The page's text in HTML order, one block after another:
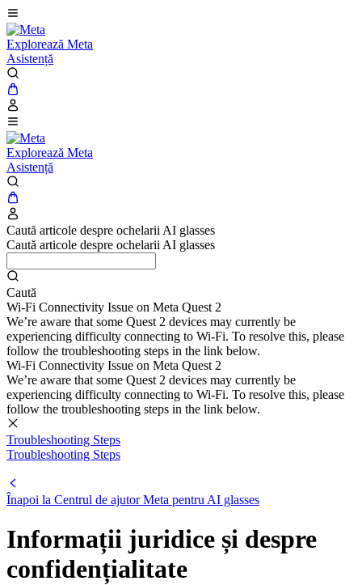
Explorează Meta
Asistență
Explorează Meta
Asistență
Caută articole despre ochelarii AI glasses
Caută articole despre ochelarii AI glasses
Caută
Wi-Fi Connectivity Issue on Meta Quest 2
We’re aware that some Quest 2 devices may currently be
experiencing difficulty connecting to Wi-Fi. To resolve this, please
follow the troubleshooting steps in the link below.
Wi-Fi Connectivity Issue on Meta Quest 2
We’re aware that some Quest 2 devices may currently be
experiencing difficulty connecting to Wi-Fi. To resolve this, please
follow the troubleshooting steps in the link below.
Troubleshooting Steps
Troubleshooting Steps
Înapoi la Centrul de ajutor Meta pentru AI glasses
Informații juridice și despre
confidențialitate